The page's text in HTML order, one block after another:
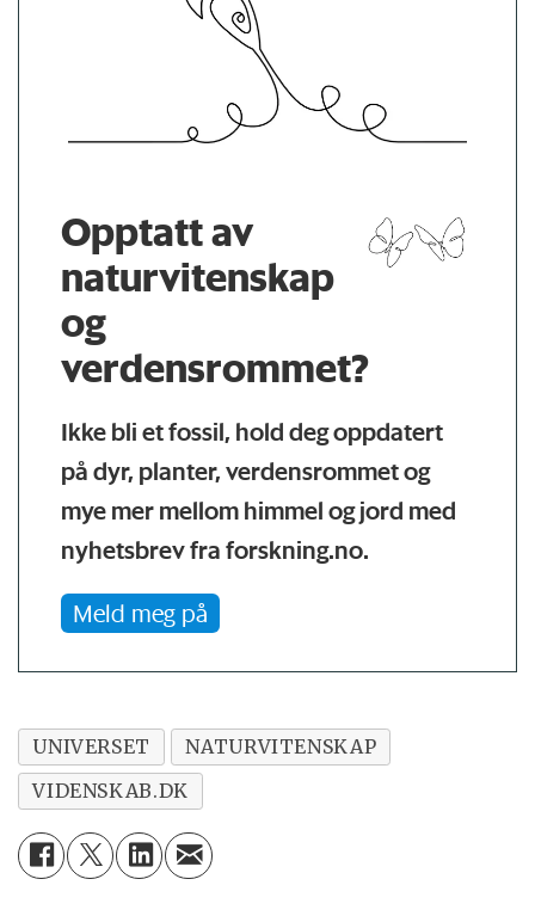
Opptatt av
naturvitenskap
og
verdensrommet?
Ikke bli et fossil, hold deg oppdatert
på dyr, planter, verdensrommet og
mye mer mellom himmel og jord med
nyhetsbrev fra forskning.no.
Meld meg på
UNIVERSET
NATURVITENSKAP
VIDENSKAB.DK